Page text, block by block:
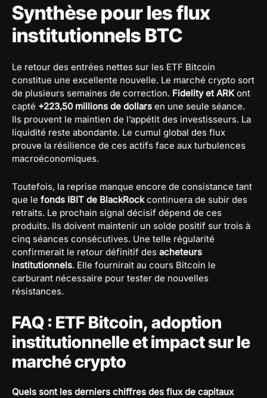
Synthèse pour les flux
institutionnels BTC
Le retour des entrées nettes sur les ETF Bitcoin
constitue une excellente nouvelle. Le marché crypto sort
de plusieurs semaines de correction. Fidelity et ARKont
capté +223,50 millions de dollars en une seule séance.
Ils prouvent le maintien de l’appétit des investisseurs. La
liquidité reste abondante. Le cumul global des flux
prouve la résilience de ces actifs face aux turbulences
macroéconomiques.
Toutefois, la reprise manque encore de consistance tant
que le fonds IBIT de BlackRockcontinuera de subir des
retraits. Le prochain signal décisif dépend de ces
produits. Ils doivent maintenir un solde positif sur trois à
cinq séances consécutives. Une telle régularité
confirmerait le retour définitif des acheteurs
institutionnels. Elle fournirait au cours Bitcoin le
carburant nécessaire pour tester de nouvelles
résistances.
FAQ : ETF Bitcoin, adoption
institutionnelle et impact sur le
marché crypto
Quels sont les derniers chiffres des flux de capitaux